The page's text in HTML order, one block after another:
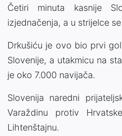
Četiri minuta kasnije
izjednačenja, a u strijelce
Drkušiću je ovo bio prvi
Slovenije, a utakmicu na
je oko 7.000 navijača.
Slovenija naredni
Varaždinu protiv
Lihtenštajnu.